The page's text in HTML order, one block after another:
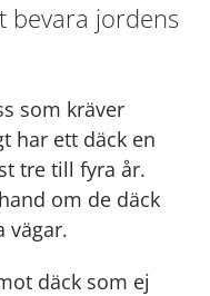
bevara jordens
som kräver
har ett däck en
tre till fyra år.
om de däck
vägar.
däck som ej